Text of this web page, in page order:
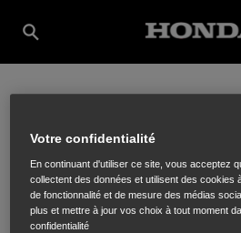
TUBOMA
Gentstraat 198,Oudenaarde,9700
Votre confidentialité
En continuant d'utiliser ce site, vous acceptez
collectent des données et utilisent des cookies
de fonctionnalité et de mesure des médias
plus et mettre à jour vos choix à tout moment
confidentialité